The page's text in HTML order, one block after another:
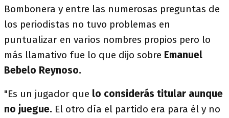
Bombonera y entre las numerosas preguntas de
los periodistas no tuvo problemas en
puntualizar en varios nombres propios pero lo
más llamativo fue lo que dijo sobre Emanuel
Bebelo Reynoso.
"Es un jugador que lo considerás titular aunque
no juegue. El otro día el partido era para él y no